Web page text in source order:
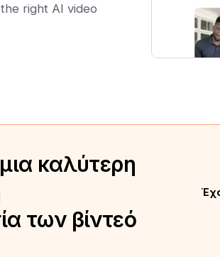
right AI video
καλύτερη
των βίντεό